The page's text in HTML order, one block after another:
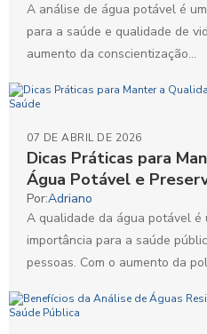
A análise de água potável é
para a saúde e qualidade de
aumento da conscientização...
Dicas Práticas para
Água Potável e
07 DE ABRIL DE 2026
Por:Adriano
A qualidade da água potável é
importância para a saúde
pessoas. Com o aumento da